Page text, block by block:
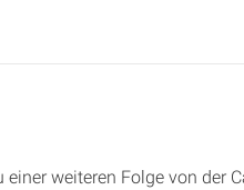
weiteren Folge von der